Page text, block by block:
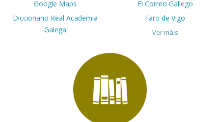
Google Maps
Diccionario Real Academia
Galega
El Correo Gallego
Faro de Vigo
Ver máis